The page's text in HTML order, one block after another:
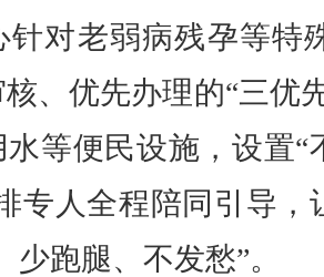
针对老弱病残孕等特
、优先办理的“三优
等便民设施，设置“
专人全程陪同引导，
少跑腿、不发愁”。